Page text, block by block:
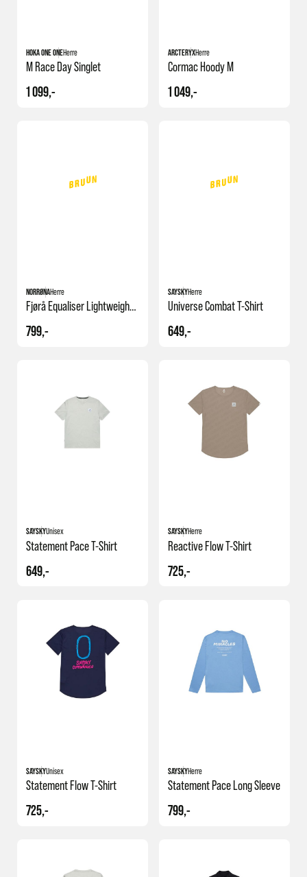
HOKA ONE ONEHerre
M Race Day Singlet
1 099,-
ARCTERYXHerre
Cormac Hoody M
1 049,-
NORRØNAHerre
Fjørå Equaliser Lightweight T-
799,-
SAYSKYHerre
Universe Combat T-Shirt
649,-
SAYSKYUnisex
Statement Pace T-Shirt
649,-
SAYSKYHerre
Reactive Flow T-Shirt
725,-
SAYSKYUnisex
Statement Flow T-Shirt
725,-
SAYSKYHerre
Statement Pace Long Sleeve
799,-